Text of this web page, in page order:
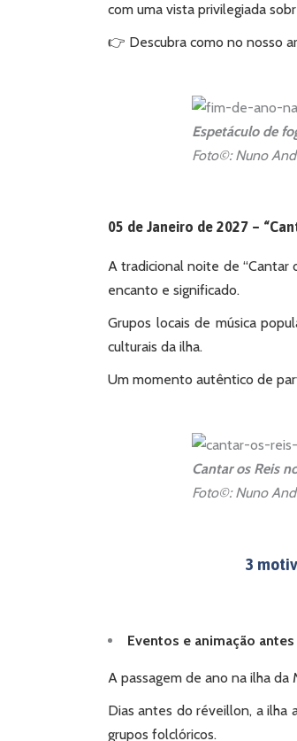
com uma vista privilegiada
👉 Descubra como no nosso
Espetáculo de
Foto©: Nuno
05 de Janeiro de 2027 –
A tradicional noite de “Cantar
encanto e significado.
Grupos locais de música
culturais da ilha.
Um momento autêntico de
Cantar os Reis
Foto©: Nuno
3
Eventos e animação
A passagem de ano na ilha
Dias antes do réveillon, a ilha
grupos folclóricos.